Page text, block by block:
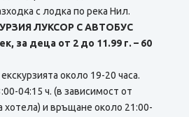
с лодка по река Нил.
ЛУКСОР С АВТОБУС
за деца от 2 до 11.99 г. – 60
около 19-20 часа.
04:15 ч. (в зависимост от
и връщане около 21:00-